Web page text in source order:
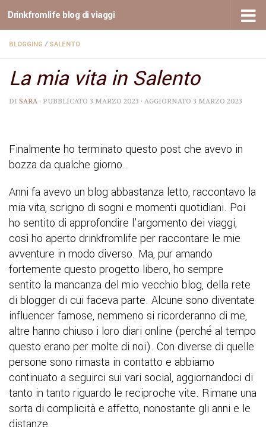
Sotto il contenuto
Drinkfromlife blog di viaggi
BLOGGING / SALENTO
La mia vita in Salento
DI SARA · PUBBLICATO 3 MARZO 2023 · AGGIORNATO 3 MARZO 2023
Finalmente ho terminato questo post che avevo in
bozza da qualche giorno…
Anni fa avevo un blog abbastanza letto, raccontavo la
mia vita, scrigno di sogni e momenti quotidiani. Poi
ho sentito di approfondire l’argomento dei viaggi,
così ho aperto drinkfromlife per raccontare le mie
avventure in modo diverso. Ma, pur amando
fortemente questo progetto libero, ho sempre
sentito la mancanza del mio vecchio blog, della rete
di blogger di cui faceva parte. Alcune sono diventate
influencer famose, nemmeno si ricorderanno di me,
altre hanno chiuso i loro diari online (perché al tempo
questo erano per molte di noi). Con diverse di quelle
persone sono rimasta in contatto e abbiamo
continuato a seguirci sui vari social, aggiornandoci di
tanto in tanto riguardo le reciproche vite. Rimane una
sorta di complicità e affetto, nonostante gli anni e le